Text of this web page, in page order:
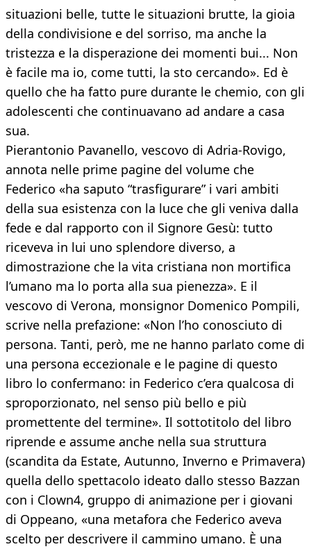
situazioni belle, tutte le situazioni brutte, la gioia
della condivisione e del sorriso, ma anche la
tristezza e la disperazione dei momenti bui... Non
è facile ma io, come tutti, la sto cercando». Ed è
quello che ha fatto pure durante le chemio, con gli
adolescenti che continuavano ad andare a casa
sua.
Pierantonio Pavanello, vescovo di Adria-Rovigo,
annota nelle prime pagine del volume che
Federico «ha saputo “trasfigurare” i vari ambiti
della sua esistenza con la luce che gli veniva dalla
fede e dal rapporto con il Signore Gesù: tutto
riceveva in lui uno splendore diverso, a
dimostrazione che la vita cristiana non mortifica
l’umano ma lo porta alla sua pienezza». E il
vescovo di Verona, monsignor Domenico Pompili,
scrive nella prefazione: «Non l’ho conosciuto di
persona. Tanti, però, me ne hanno parlato come di
una persona eccezionale e le pagine di questo
libro lo confermano: in Federico c’era qualcosa di
sproporzionato, nel senso più bello e più
promettente del termine». Il sottotitolo del libro
riprende e assume anche nella sua struttura
(scandita da Estate, Autunno, Inverno e Primavera)
quella dello spettacolo ideato dallo stesso Bazzan
con i Clown4, gruppo di animazione per i giovani
di Oppeano, «una metafora che Federico aveva
scelto per descrivere il cammino umano. È una